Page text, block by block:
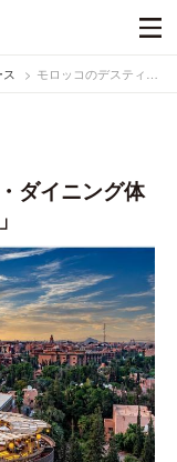
モロッコのデスティネーション・ダイニング体験「ノブ・ホテル・マラケシュ」
ダイニング体